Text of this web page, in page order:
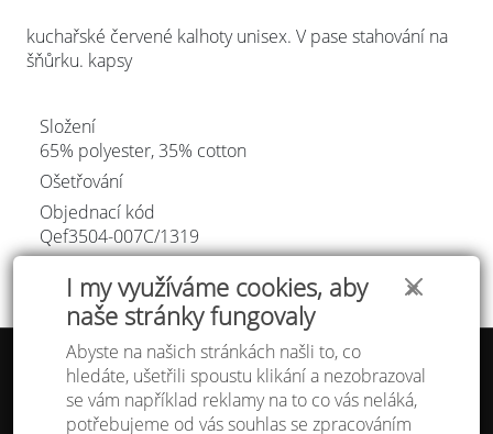
✕
I my využíváme cookies, aby
naše stránky fungovaly
Abyste na našich stránkách našli to, co
hledáte, ušetřili spoustu klikání a nezobrazoval
se vám například reklamy na to co vás neláká,
potřebujeme od vás souhlas se zpracováním
kuchařské červené kalhoty unisex. V pase stahování na
šňůrku. kapsy
Složení
65% polyester, 35% cotton
Ošetřování
Objednací kód
Qef3504-007C/1319
Tabulka velikostí
Doprava a platba
Ochrana osobních údajů